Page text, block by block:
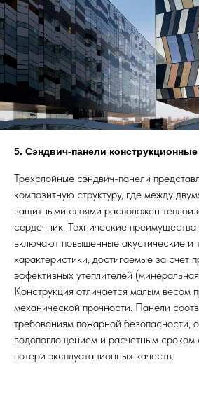
5. Сэндвич-панели конструкционные
Трехслойные сэндвич-панели
композитную структуру, где между
защитными слоями расположен
сердечник. Технические
включают повышенные акустические и
характеристики, достигаемые за счет
эффективных утеплителей (минеральная
Конструкция отличается малым весом
механической прочности. Панели
требованиям пожарной безопасности,
водопоглощением и расчетным
потери эксплуатационных качеств.